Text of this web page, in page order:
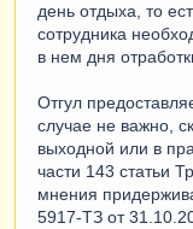
день отдыха, то
сотрудника
в нем дня
Отгул
случае не важно,
выходной или в
части 143 статьи
мнения
5917-ТЗ от